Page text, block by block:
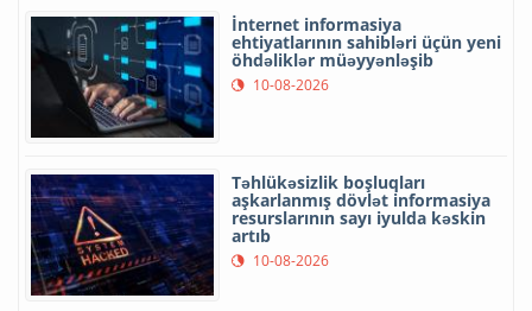
İnternet informasiya
ehtiyatlarının sahibləri üçün yeni
öhdəliklər müəyyənləşib
10-08-2026
Təhlükəsizlik boşluqları
aşkarlanmış dövlət informasiya
resurslarının sayı iyulda kəskin
artıb
10-08-2026